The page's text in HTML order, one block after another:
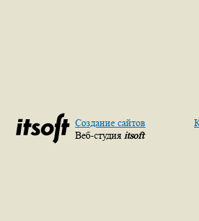
Создание сайтов
Веб-студия itsoft